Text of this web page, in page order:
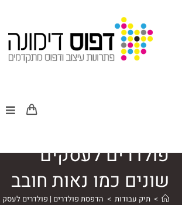
פולדרים לעסקים
שונים כמו נאות חובב
> תיק עבודות > הדפסת פולדרים | פולדרים לעסק